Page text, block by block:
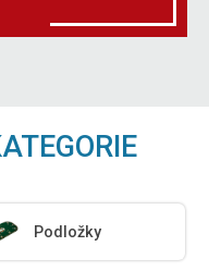
Podložky